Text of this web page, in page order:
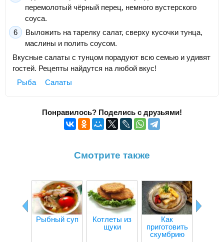
перемолотый чёрный перец, немного вустерского
соуса.
Выложить на тарелку салат, сверху кусочки тунца,
маслины и полить соусом.
Вкусные салаты с тунцом порадуют всю семью и удивят
гостей. Рецепты найдутся на любой вкус!
Рыба
Салаты
Понравилось? Поделись с друзьями!
Смотрите также
Рыбный суп
Котлеты из
щуки
Как
приготовить
скумбрию